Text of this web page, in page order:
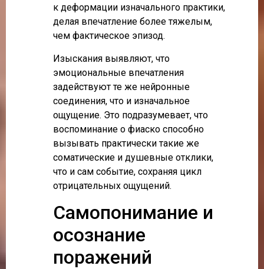
к деформации изначального практики,
делая впечатление более тяжелым,
чем фактическое эпизод.
Изыскания выявляют, что
эмоциональные впечатления
задействуют те же нейронные
соединения, что и изначальное
ощущение. Это подразумевает, что
воспоминание о фиаско способно
вызывать практически такие же
соматические и душевные отклики,
что и сам событие, сохраняя цикл
отрицательных ощущений.
Самопонимание и
осознание
поражений